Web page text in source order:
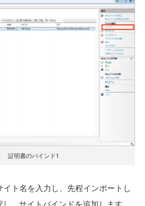
証明書のバインド1
ト名を入力し、先程インポートし